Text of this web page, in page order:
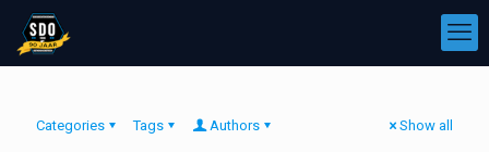
Categories Tags Authors Show all